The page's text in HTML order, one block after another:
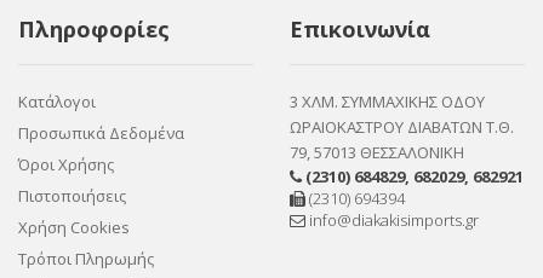
Πληροφορίες
Κατάλογοι
Προσωπικά Δεδομένα
Όροι Χρήσης
Πιστοποιήσεις
Χρήση Cookies
Τρόποι Πληρωμής
Επικοινωνία
3 ΧΛΜ. ΣΥΜΜΑΧΙΚΗΣ ΟΔΟΥ
ΩΡΑΙΟΚΑΣΤΡΟΥ ΔΙΑΒΑΤΩΝ Τ.Θ.
79, 57013 ΘΕΣΣΑΛΟΝΙΚΗ
(2310) 684829, 682029, 682921
(2310) 694394
info@diakakisimports.gr